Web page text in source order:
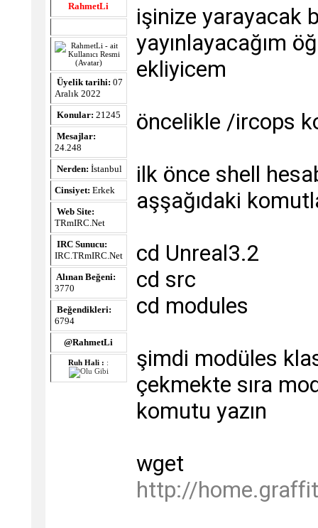
RahmetLi
Üyelik tarihi: 07
Aralık 2022
Konular: 21245
Mesajlar:
24.248
Nerden: İstanbul
Cinsiyet: Erkek
Web Site:
TRmIRC.Net
IRC Sunucu:
IRC.TRmIRC.Net
Alınan Beğeni:
3770
Beğendikleri:
6794
@RahmetLi
Ruh Hali : :
işinize yarayacak
yayınlayacağım
ekliyicem
öncelikle /ircops
ilk önce shell
aşşağıdaki
cd Unreal3.2
cd src
cd modules
şimdi modüles
çekmekte sıra
komutu yazın
wget
http://